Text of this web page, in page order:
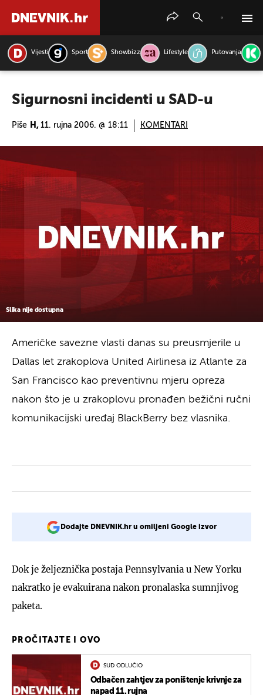
Vijesti Sport Showbizz Lifestyle Putovanja
Sigurnosni incidenti u SAD-u
Piše H, 11. rujna 2006. @ 18:11 KOMENTARI
Slika nije dostupna
Američke savezne vlasti danas su preusmjerile u
Dallas let zrakoplova United Airlinesa iz Atlante za
San Francisco kao preventivnu mjeru opreza
nakon što je u zrakoplovu pronađen bežični ručni
komunikacijski uređaj BlackBerry bez vlasnika.
Dodajte DNEVNIK.hr u omiljeni Google izvor
Dok je željeznička postaja Pennsylvania u New Yorku
nakratko je evakuirana nakon pronalaska sumnjivog
paketa.
PROČITAJTE I OVO
SUD ODLUČIO
Odbačen zahtjev za poništenje krivnje za
napad 11. rujna
PRETRAŽITE VIJESTI